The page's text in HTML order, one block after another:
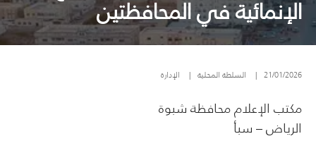
الإنمائية في المحافظتين
21/01/2026
| السلطة المحلية | الإدارة
مكتب الإعلام محافظة شبوة
الرياض – سبأ